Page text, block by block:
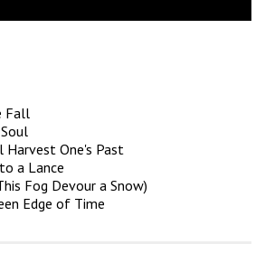
Fall
Harvest One's Past
a Lance
Fog Devour a Snow)
Edge of Time